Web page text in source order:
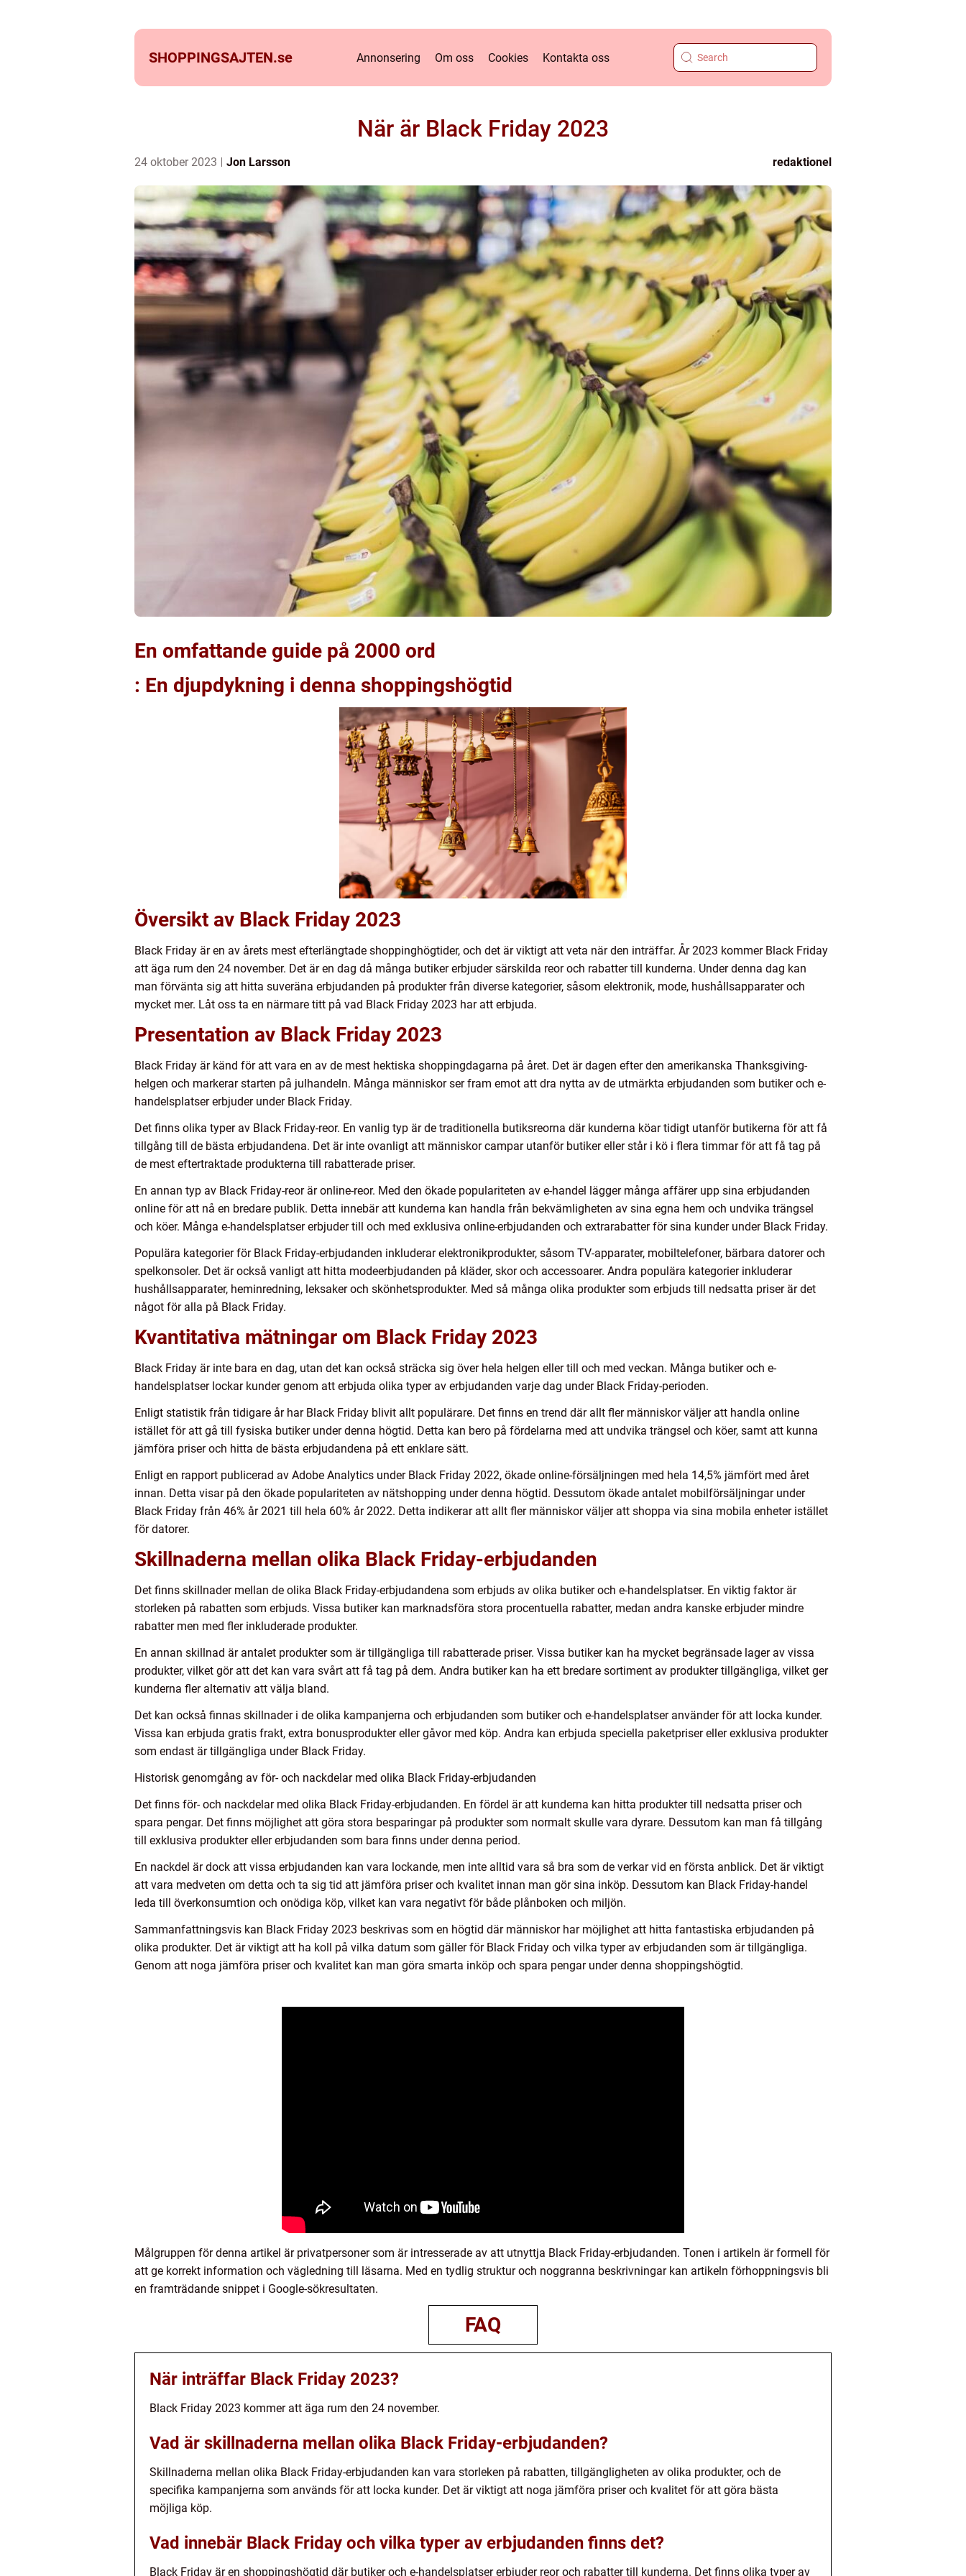
SHOPPINGSAJTEN.se Annonsering Om oss Cookies Kontakta oss
När är Black Friday 2023
24 oktober 2023 Jon Larsson redaktionel
En omfattande guide på 2000 ord
: En djupdykning i denna shoppingshögtid
Översikt av Black Friday 2023
Black Friday är en av årets mest efterlängtade shoppinghögtider, och det är viktigt att veta när den inträffar. År 2023 kommer Black Friday
att äga rum den 24 november. Det är en dag då många butiker erbjuder särskilda reor och rabatter till kunderna. Under denna dag kan
man förvänta sig att hitta suveräna erbjudanden på produkter från diverse kategorier, såsom elektronik, mode, hushållsapparater och
mycket mer. Låt oss ta en närmare titt på vad Black Friday 2023 har att erbjuda.
Presentation av Black Friday 2023
Black Friday är känd för att vara en av de mest hektiska shoppingdagarna på året. Det är dagen efter den amerikanska Thanksgiving-
helgen och markerar starten på julhandeln. Många människor ser fram emot att dra nytta av de utmärkta erbjudanden som butiker och e-
handelsplatser erbjuder under Black Friday.
Det finns olika typer av Black Friday-reor. En vanlig typ är de traditionella butiksreorna där kunderna köar tidigt utanför butikerna för att få
tillgång till de bästa erbjudandena. Det är inte ovanligt att människor campar utanför butiker eller står i kö i flera timmar för att få tag på
de mest eftertraktade produkterna till rabatterade priser.
En annan typ av Black Friday-reor är online-reor. Med den ökade populariteten av e-handel lägger många affärer upp sina erbjudanden
online för att nå en bredare publik. Detta innebär att kunderna kan handla från bekvämligheten av sina egna hem och undvika trängsel
och köer. Många e-handelsplatser erbjuder till och med exklusiva online-erbjudanden och extrarabatter för sina kunder under Black Friday.
Populära kategorier för Black Friday-erbjudanden inkluderar elektronikprodukter, såsom TV-apparater, mobiltelefoner, bärbara datorer och
spelkonsoler. Det är också vanligt att hitta modeerbjudanden på kläder, skor och accessoarer. Andra populära kategorier inkluderar
hushållsapparater, heminredning, leksaker och skönhetsprodukter. Med så många olika produkter som erbjuds till nedsatta priser är det
något för alla på Black Friday.
Kvantitativa mätningar om Black Friday 2023
Black Friday är inte bara en dag, utan det kan också sträcka sig över hela helgen eller till och med veckan. Många butiker och e-
handelsplatser lockar kunder genom att erbjuda olika typer av erbjudanden varje dag under Black Friday-perioden.
Enligt statistik från tidigare år har Black Friday blivit allt populärare. Det finns en trend där allt fler människor väljer att handla online
istället för att gå till fysiska butiker under denna högtid. Detta kan bero på fördelarna med att undvika trängsel och köer, samt att kunna
jämföra priser och hitta de bästa erbjudandena på ett enklare sätt.
Enligt en rapport publicerad av Adobe Analytics under Black Friday 2022, ökade online-försäljningen med hela 14,5% jämfört med året
innan. Detta visar på den ökade populariteten av nätshopping under denna högtid. Dessutom ökade antalet mobilförsäljningar under
Black Friday från 46% år 2021 till hela 60% år 2022. Detta indikerar att allt fler människor väljer att shoppa via sina mobila enheter istället
för datorer.
Skillnaderna mellan olika Black Friday-erbjudanden
Det finns skillnader mellan de olika Black Friday-erbjudandena som erbjuds av olika butiker och e-handelsplatser. En viktig faktor är
storleken på rabatten som erbjuds. Vissa butiker kan marknadsföra stora procentuella rabatter, medan andra kanske erbjuder mindre
rabatter men med fler inkluderade produkter.
En annan skillnad är antalet produkter som är tillgängliga till rabatterade priser. Vissa butiker kan ha mycket begränsade lager av vissa
produkter, vilket gör att det kan vara svårt att få tag på dem. Andra butiker kan ha ett bredare sortiment av produkter tillgängliga, vilket ger
kunderna fler alternativ att välja bland.
Det kan också finnas skillnader i de olika kampanjerna och erbjudanden som butiker och e-handelsplatser använder för att locka kunder.
Vissa kan erbjuda gratis frakt, extra bonusprodukter eller gåvor med köp. Andra kan erbjuda speciella paketpriser eller exklusiva produkter
som endast är tillgängliga under Black Friday.
Historisk genomgång av för- och nackdelar med olika Black Friday-erbjudanden
Det finns för- och nackdelar med olika Black Friday-erbjudanden. En fördel är att kunderna kan hitta produkter till nedsatta priser och
spara pengar. Det finns möjlighet att göra stora besparingar på produkter som normalt skulle vara dyrare. Dessutom kan man få tillgång
till exklusiva produkter eller erbjudanden som bara finns under denna period.
En nackdel är dock att vissa erbjudanden kan vara lockande, men inte alltid vara så bra som de verkar vid en första anblick. Det är viktigt
att vara medveten om detta och ta sig tid att jämföra priser och kvalitet innan man gör sina inköp. Dessutom kan Black Friday-handel
leda till överkonsumtion och onödiga köp, vilket kan vara negativt för både plånboken och miljön.
Sammanfattningsvis kan Black Friday 2023 beskrivas som en högtid där människor har möjlighet att hitta fantastiska erbjudanden på
olika produkter. Det är viktigt att ha koll på vilka datum som gäller för Black Friday och vilka typer av erbjudanden som är tillgängliga.
Genom att noga jämföra priser och kvalitet kan man göra smarta inköp och spara pengar under denna shoppingshögtid.
Målgruppen för denna artikel är privatpersoner som är intresserade av att utnyttja Black Friday-erbjudanden. Tonen i artikeln är formell för
att ge korrekt information och vägledning till läsarna. Med en tydlig struktur och noggranna beskrivningar kan artikeln förhoppningsvis bli
en framträdande snippet i Google-sökresultaten.
FAQ
När inträffar Black Friday 2023?
Black Friday 2023 kommer att äga rum den 24 november.
Vad är skillnaderna mellan olika Black Friday-erbjudanden?
Skillnaderna mellan olika Black Friday-erbjudanden kan vara storleken på rabatten, tillgängligheten av olika produkter, och de
specifika kampanjerna som används för att locka kunder. Det är viktigt att noga jämföra priser och kvalitet för att göra bästa
möjliga köp.
Vad innebär Black Friday och vilka typer av erbjudanden finns det?
Black Friday är en shoppingshögtid där butiker och e-handelsplatser erbjuder reor och rabatter till kunderna. Det finns olika typer av